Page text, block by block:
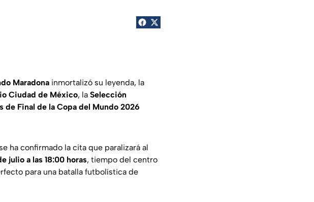
Maradona inmortalizó su leyenda, la
Ciudad de México, la Selección
de Final de la Copa del Mundo 2026
ha confirmado la cita que paralizará al
julio a las 18:00 horas, tiempo del centro
para una batalla futbolística de